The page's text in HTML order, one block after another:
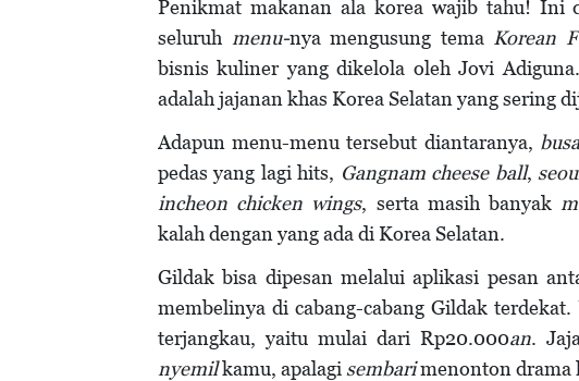
Penikmat makanan ala korea wajib tahu! Ini
seluruh menu-nya mengusung tema Korean
bisnis kuliner yang dikelola oleh Jovi Adiguna.
adalah jajanan khas Korea Selatan yang sering
Adapun menu-menu tersebut diantaranya,
pedas yang lagi hits, Gangnam cheese ball,
incheon chicken wings, serta masih banyak
kalah dengan yang ada di Korea Selatan.
Gildak bisa dipesan melalui aplikasi pesan
membelinya di cabang-cabang Gildak
terjangkau, yaitu mulai dari Rp20.000an.
nyemilkamu, apalagisembarimenonton drama